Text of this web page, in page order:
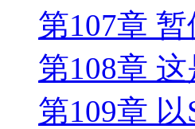
第107章 暂
第108章 这
第109章